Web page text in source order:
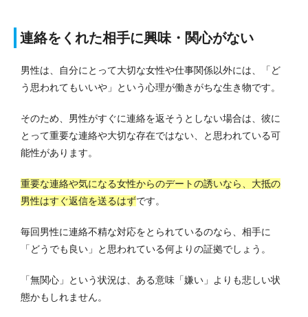
連絡をくれた相手に興味・関心がない
男性は、自分にとって大切な女性や仕事関係以外には、「ど
う思われてもいいや」という心理が働きがちな生き物です。
そのため、男性がすぐに連絡を返そうとしない場合は、彼に
とって重要な連絡や大切な存在ではない、と思われている可
能性があります。
重要な連絡や気になる女性からのデートの誘いなら、大抵の
男性はすぐ返信を送るはずです。
毎回男性に連絡不精な対応をとられているのなら、相手に
「どうでも良い」と思われている何よりの証拠でしょう。
「無関心」という状況は、ある意味「嫌い」よりも悲しい状
態かもしれません。